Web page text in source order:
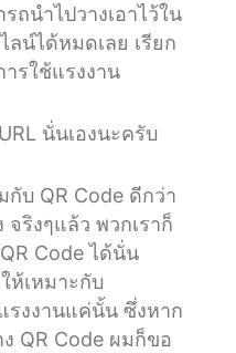
นำไปวางเอาไว้ใน
น์ได้หมดเลย เรียก
รใช้แรงงาน
นั่นเองนะครับ
กับ QR Code ดีกว่า
จริงๆแล้ว พวกเราก็
Code ได้นั่น
ห้เหมาะกับ
รงงานแค่นั้น ซึ่งหาก
QR Code ผมก็ขอ